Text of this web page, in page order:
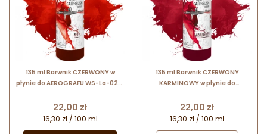
135 ml Barwnik CZERWONY w
płynie do AEROGRAFU WS-La-0251
Cena
22,00 zł
16,30 zł / 100 ml
135 ml Barwnik CZERWONY
KARMINOWY w płynie do
Foodcolours
Cena
22,00 zł
16,30 zł / 100 ml